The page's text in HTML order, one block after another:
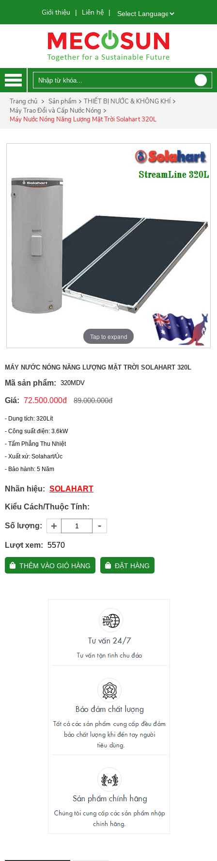
Giới thiệu | Liên hệ
|
Powered by
Trang chủ Sản phẩm
THIẾT BỊ NƯỚC & KHÔNG KHÍ
Máy Trao Đổi và Cấp Nước Nóng
Máy Nước Nóng Năng Lượng Mặt Trời Solahart 320L
Tap to expand
MÁY NƯỚC NÓNG NĂNG LƯỢNG MẶT TRỜI SOLAHART 320L
Mã sản phẩm: 320MDV
Giá: 72.500.000đ 89.000.000đ
- Dung tích: 320Lít
- Công suất điện: 3.6kW
- Tấm Phẳng Thu Nhiệt
- Xuất xứ: Solahart/Úc
- Bảo hành: 5 Năm
Nhãn hiệu: SOLAHART
Kiểu Cách/Thuộc Tính:
Số lượng: + -
Lượt xem: 5570
THÊM VÀO GIỎ HÀNG ĐẶT HÀNG